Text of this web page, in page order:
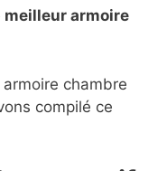
meilleur armoire
chambre
compilé ce